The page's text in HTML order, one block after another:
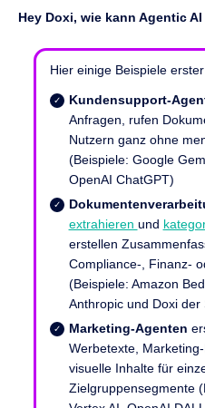
Hey Doxi, wie kann Agentic
Hier einige Beispiele
Kundensupport-
Anfragen, rufen
Nutzern ganz ohne
(Beispiele: Google
OpenAI ChatGPT)
extrahieren und
erstellen
Compliance-, Finanz-
(Beispiele: Amazon
Anthropic und Doxi der
Marketing-Agenten
Werbetexte,
visuelle Inhalte für
Zielgruppensegmente